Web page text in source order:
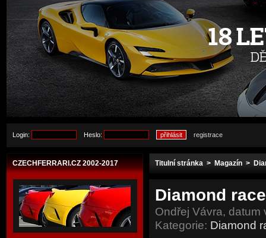
Login: Heslo: registrace
CZECHFERRARI.CZ 2002-2017 Titulní stránka > Magazín >
Diamond
Ondřej Vávra,
Kategorie: Diamond